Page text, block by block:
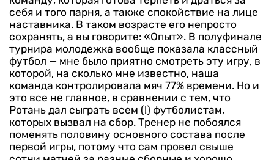
себя и того парня, а также спокойствие на лице
наставника. В таком возрасте его непросто
сохранять, а вы говорите: «Опыт». В полуфинале
турнира молодежка вообще показала классный
футбол — мне было приятно смотреть эту игру, в
которой, на сколько мне известно, наша
команда контролировала мяч 77% времени. Но и
это все не главное, в сравнении с тем, что
Ротань дал сыграть всем (!) футболистам,
которых вызвал на сбор. Тренер не побоялся
поменять половину основного состава после
первой игры, потому что сам провел свыше